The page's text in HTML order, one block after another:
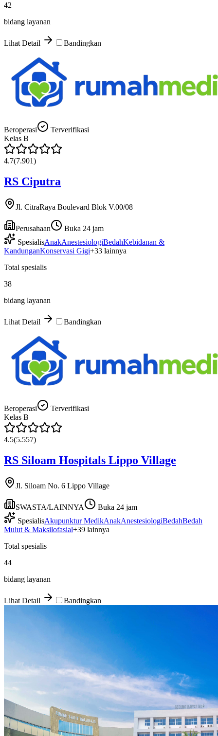
42
bidang layanan
Lihat Detail Bandingkan
Beroperasi
Terverifikasi
Kelas B
4.7(7.901)
RS Ciputra
Jl. CitraRaya Boulevard Blok V.00/08
Perusahaan
Buka 24 jam
SpesialisAnakAnestesiologiBedahKebidanan &
KandunganKonservasi Gigi+33 lainnya
Total spesialis
38
bidang layanan
Lihat Detail Bandingkan
Beroperasi
Terverifikasi
Kelas B
4.5(5.557)
RS Siloam Hospitals Lippo Village
Jl. Siloam No. 6 Lippo Village
SWASTA/LAINNYA
Buka 24 jam
SpesialisAkupunktur MedikAnakAnestesiologiBedahBedah
Mulut & Maksilofasial+39 lainnya
Total spesialis
44
bidang layanan
Lihat Detail Bandingkan